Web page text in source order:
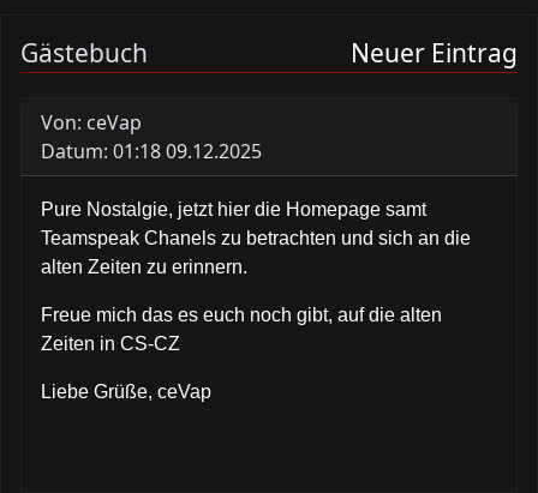
Gästebuch Neuer Eintrag
Von: ceVap
Datum: 01:18 09.12.2025
Pure Nostalgie, jetzt hier die Homepage samt
Teamspeak Chanels zu betrachten und sich an die
alten Zeiten zu erinnern.
Freue mich das es euch noch gibt, auf die alten
Zeiten in CS-CZ
Liebe Grüße, ceVap